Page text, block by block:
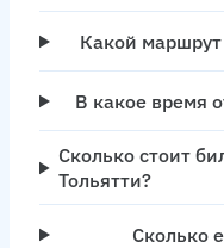
Какой
В какое время
Сколько стоит
Тольятти?
Сколько